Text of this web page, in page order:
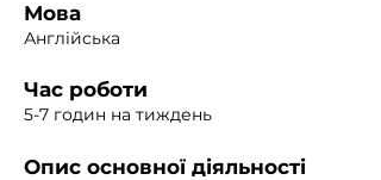
Мова
Англійська
Час роботи
5-7 годин на тиждень
Опис основної діяльності